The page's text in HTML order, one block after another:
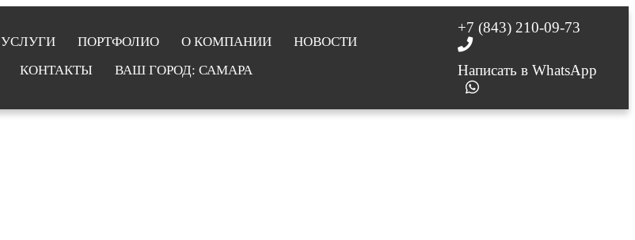
УСЛУГИ ПОРТФОЛИО О КОМПАНИИ
НОВОСТИ
КОНТАКТЫ
ВАШ ГОРОД: САМАРА
+7 (843) 210-09-73
Написать в WhatsApp